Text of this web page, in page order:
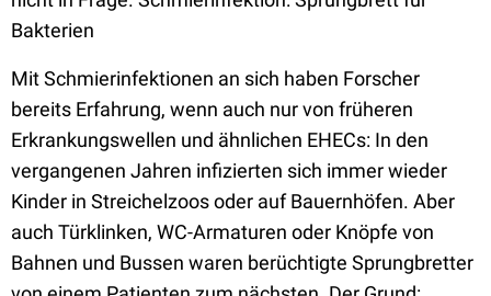
Bakterien
Mit Schmierinfektionen an sich haben Forscher
bereits Erfahrung, wenn auch nur von früheren
Erkrankungswellen und ähnlichen EHECs: In den
vergangenen Jahren infizierten sich immer wieder
Kinder in Streichelzoos oder auf Bauernhöfen. Aber
auch Türklinken, WC-Armaturen oder Knöpfe von
Bahnen und Bussen waren berüchtigte Sprungbretter